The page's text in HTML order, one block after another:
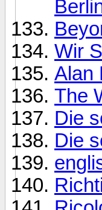
Wir
Alan
The
Die
Die